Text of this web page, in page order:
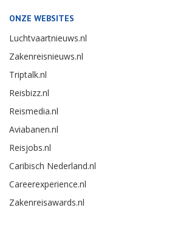
ONZE WEBSITES
Luchtvaartnieuws.nl
Zakenreisnieuws.nl
Triptalk.nl
Reisbizz.nl
Reismedia.nl
Aviabanen.nl
Reisjobs.nl
Caribisch Nederland.nl
Careerexperience.nl
Zakenreisawards.nl